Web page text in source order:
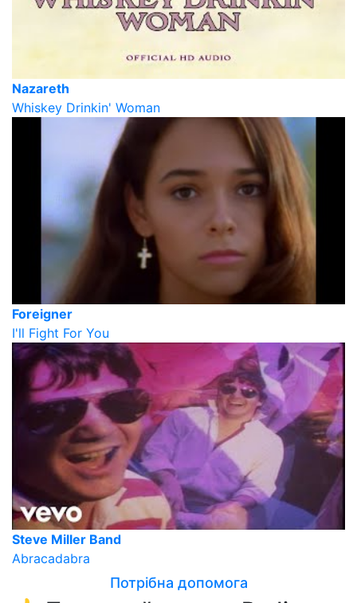
Nazareth
Whiskey Drinkin' Woman
Foreigner
I'll Fight For You
Steve Miller Band
Abracadabra
Потрібна допомога